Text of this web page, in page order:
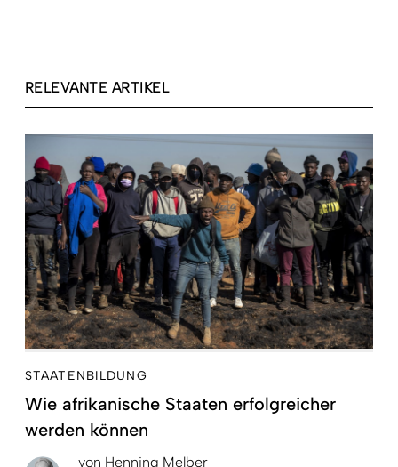
RELEVANTE ARTIKEL
STAATENBILDUNG
Wie afrikanische Staaten erfolgreicher
werden können
von Henning Melber